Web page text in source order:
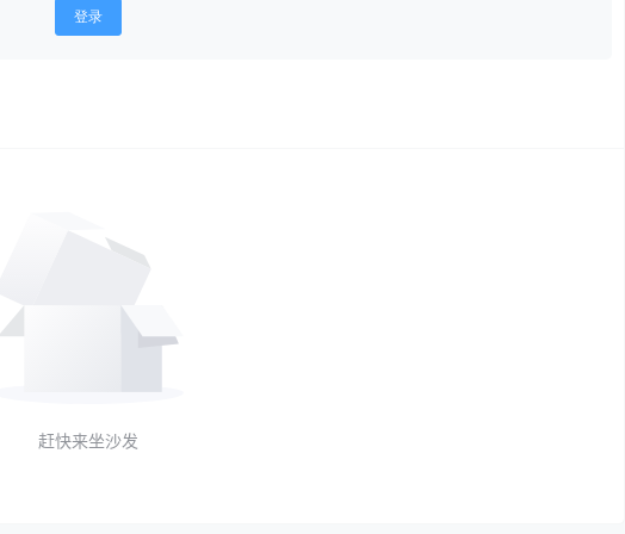
登录
赶快来坐沙发